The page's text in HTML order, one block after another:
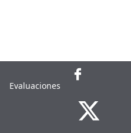
Evaluaciones